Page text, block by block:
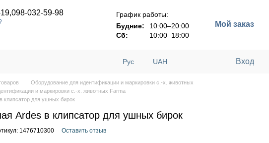
098-032-59-98
График работы:
Будние:
10:00–20:00
Сб:
10:00–18:00
Мой заказ
Рус UAH Вход
Оборудование для идентификации и маркировки с.-х. животных
и маркировки с.-х. животных Farma
клипсатор для ушных бирок
Ardes в клипсатор для ушных бирок
1476710300 Оставить отзыв